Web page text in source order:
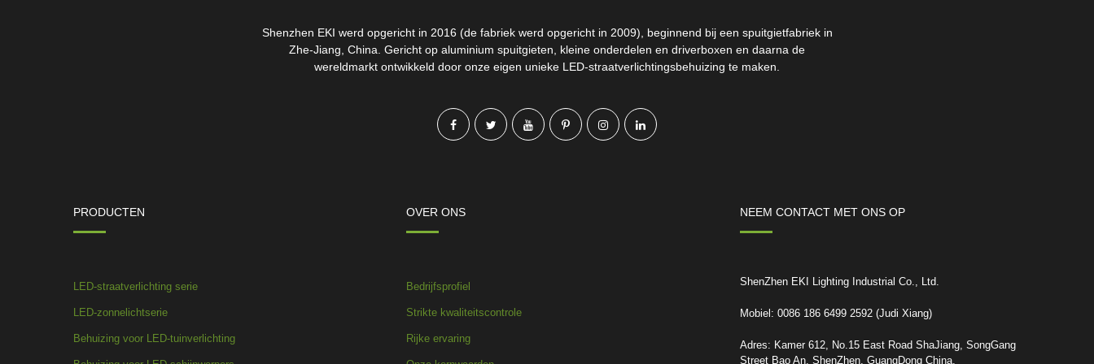
Shenzhen EKI werd opgericht in 2016 (de fabriek werd opgericht in 2009), beginnend bij een spuitgietfabriek in
Zhe-Jiang, China. Gericht op aluminium spuitgieten, kleine onderdelen en driverboxen en daarna de
wereldmarkt ontwikkeld door onze eigen unieke LED-straatverlichtingsbehuizing te maken.
PRODUCTEN
LED-straatverlichting serie
LED-zonnelichtserie
Behuizing voor LED-tuinverlichting
OVER ONS
Bedrijfsprofiel
Strikte kwaliteitscontrole
Rijke ervaring
NEEM CONTACT MET ONS OP
ShenZhen EKI Lighting Industrial Co., Ltd.
Mobiel: 0086 186 6499 2592 (Judi Xiang)
Adres: Kamer 612, No.15 East Road ShaJiang, SongGang
Street Bao An, ShenZhen, GuangDong China.